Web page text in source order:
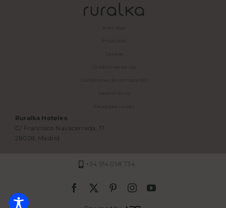
Aviso legal
Privacidad
Cookies
Condiciones de uso
Condiciones de contratación
Desistimiento
Escapadas rurales
Ruralka Hoteles
C/ Francisco Navacerrada, 17
28028, Madrid
+34 914 058 734